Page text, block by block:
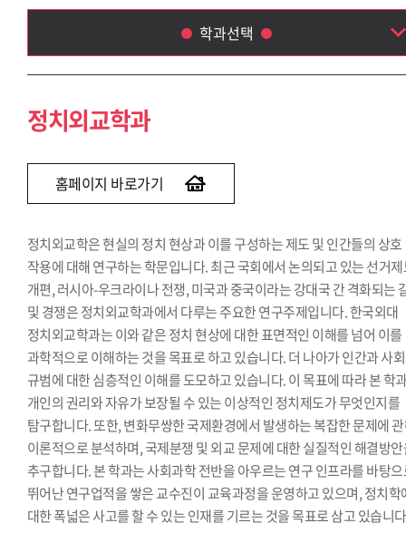
학과선택
정치외교학과
정치외교학과
홈페이지 바로가기
정치외교학은 현실의 정치 현상과 이를 구성하는 제도 및 인간들의 상호
작용에 대해 연구하는 학문입니다. 최근 국회에서 논의되고 있는 선거
개편, 러시아-우크라이나 전쟁, 미국과 중국이라는 강대국 간 격화되는
및 경쟁은 정치외교학과에서 다루는 주요한 연구주제입니다. 한국외대
정치외교학과는 이와 같은 정치 현상에 대한 표면적인 이해를 넘어 이를
과학적으로 이해하는 것을 목표로 하고 있습니다. 더 나아가 인간과 사
규범에 대한 심층적인 이해를 도모하고 있습니다. 이 목표에 따라 본 학
개인의 권리와 자유가 보장될 수 있는 이상적인 정치제도가 무엇인지를
탐구합니다. 또한, 변화무쌍한 국제환경에서 발생하는 복잡한 문제에
이론적으로 분석하며, 국제분쟁 및 외교 문제에 대한 실질적인 해결방
추구합니다. 본 학과는 사회과학 전반을 아우르는 연구 인프라를 바탕
뛰어난 연구업적을 쌓은 교수진이 교육과정을 운영하고 있으며, 정치학
대한 폭넓은 사고를 할 수 있는 인재를 기르는 것을 목표로 삼고 있습니